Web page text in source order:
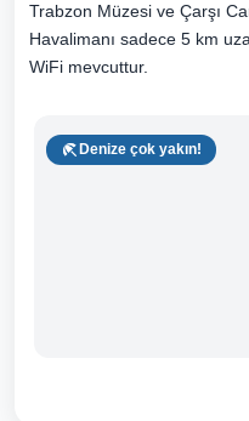
Trabzon Müzesi ve Çarşı
Havalimanı sadece 5 km
WiFi mevcuttur.
Denize çok yakın!